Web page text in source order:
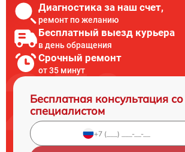
Диагностика за наш счет,
ремонт по желанию
Бесплатный выезд курьера
в день обращения
Срочный ремонт
от 35 минут
Бесплатная консультация со
специалистом